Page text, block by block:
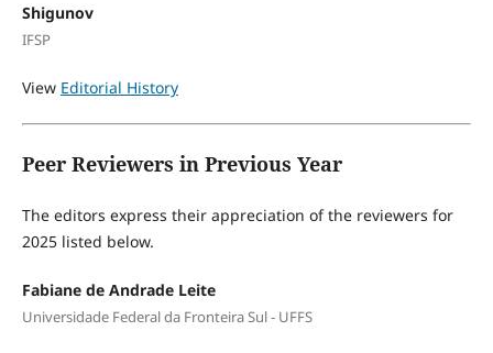
Shigunov
IFSP
View Editorial History
Peer Reviewers in Previous Year
The editors express their appreciation of the reviewers for
2025 listed below.
Fabiane de Andrade Leite
Universidade Federal da Fronteira Sul - UFFS